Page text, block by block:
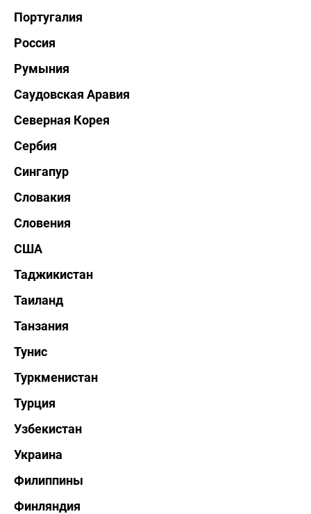
Португалия
Россия
Румыния
Саудовская Аравия
Северная Корея
Сербия
Сингапур
Словакия
Словения
США
Таджикистан
Таиланд
Танзания
Тунис
Туркменистан
Турция
Узбекистан
Украина
Филиппины
Финляндия